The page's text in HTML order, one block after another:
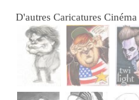
D'autres Caricatures Cinéma